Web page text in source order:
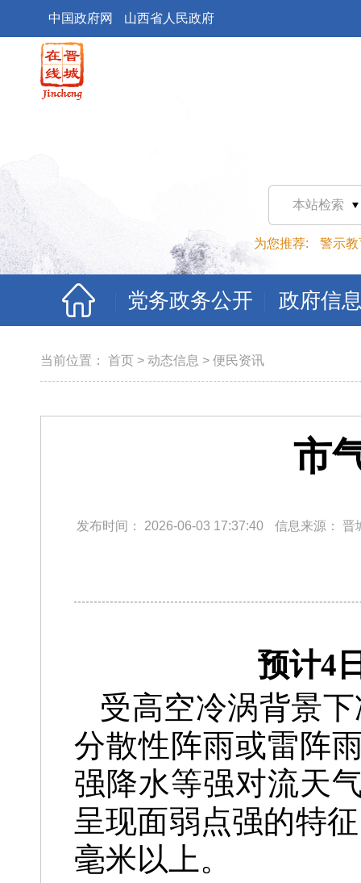
中国政府网 山西省人民政府
本站检索
为您推荐: 警示教
党务政务公开 政府信
当前位置： 首页 > 动态信息 > 便民资讯
市
发布时间： 2026-06-03 17:37:40 信息来源： 晋
预计4
受高空冷涡背景
分散性阵雨或雷阵
强降水等强对流天
呈现面弱点强的特
毫米以上。